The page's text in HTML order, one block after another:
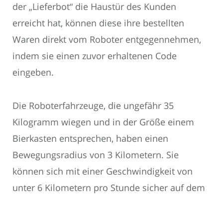
der „Lieferbot“ die Haustür des Kunden
erreicht hat, können diese ihre bestellten
Waren direkt vom Roboter entgegennehmen,
indem sie einen zuvor erhaltenen Code
eingeben.
Die Roboterfahrzeuge, die ungefähr 35
Kilogramm wiegen und in der Größe einem
Bierkasten entsprechen, haben einen
Bewegungsradius von 3 Kilometern. Sie
können sich mit einer Geschwindigkeit von
unter 6 Kilometern pro Stunde sicher auf dem